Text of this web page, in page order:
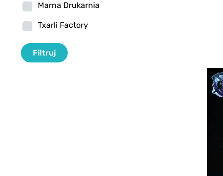
Marna Drukarnia
Txarli Factory
Filtr